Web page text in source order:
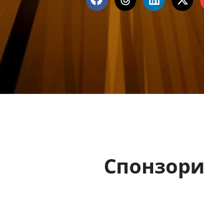
Спонзори